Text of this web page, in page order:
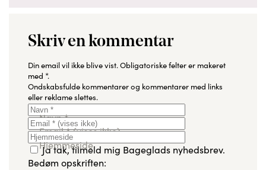
Skriv en kommentar
Din email vil ikke blive vist.Obligatoriske felter er makeret
med *.
Ondskabsfulde kommentarer og kommentarer med links
eller reklame slettes.
Navn*
Email*(vises ikke)
Hjemmeside
Ja tak, tilmeld mig Bageglads nyhedsbrev.
Bedøm opskriften: